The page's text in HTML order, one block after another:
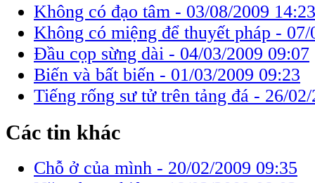
Không có đạo tâm - 03/08/2009 14:23
Không có miệng để thuyết pháp - 07/
Đầu cọp sừng dài - 04/03/2009 09:07
Biến và bất biến - 01/03/2009 09:23
Tiếng rống sư tử trên tảng đá - 26/
Các tin khác
Chỗ ở của mình - 20/02/2009 09:35